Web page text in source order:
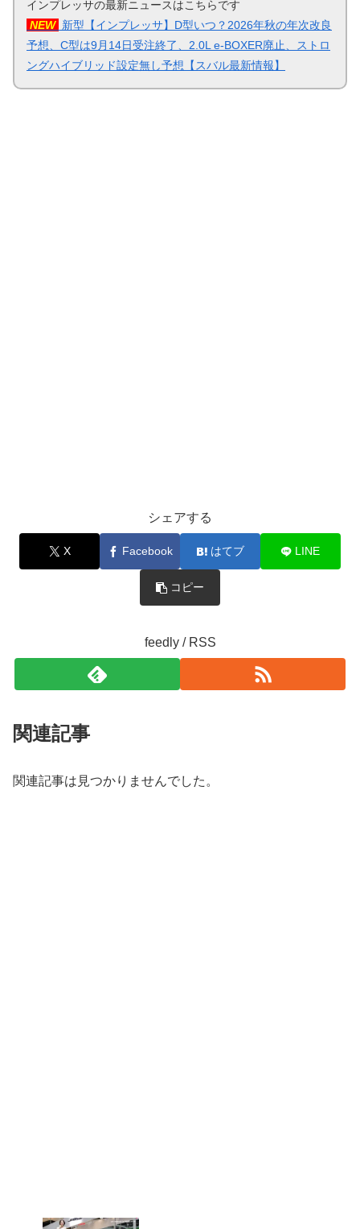
インプレッサの最新ニュースはこちらです
NEW 新型【インプレッサ】D型いつ？2026年秋の年次改良
予想、C型は9月14日受注終了、2.0L e-BOXER廃止、ストロ
ングハイブリッド設定無し予想【スバル最新情報】
シェアする
X Facebook はてブ LINE
コピー
feedly / RSS
関連記事
関連記事は見つかりませんでした。